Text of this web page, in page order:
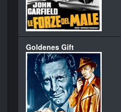
Goldenes Gift